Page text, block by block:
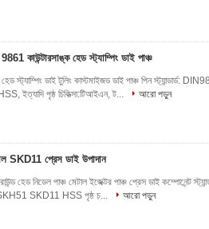
কাউন্টারসাঙ্ক হেড স্ট্যাম্পিং ডাই পাঞ্চ
স্ট্যাম্পিং ডাই টুলিং কাস্টমাইজড ডাই পাঞ্চ পিন
ইত্যাদি পৃষ্ঠ চিকিত্সা:টিআইএন, ট...
আরো পড়ুন
SKD11 প্রেস ডাই উপাদান
হেড নিডেল পাঞ্চ মেটাল ইজেক্টর পাঞ্চ প্রেস ডাই কম্পোনেন্ট
SKD11 HSS পৃষ্ঠ চ...
আরো পড়ুন